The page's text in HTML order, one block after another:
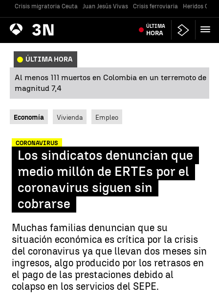
Crisis migratoria Ceuta Juan Jesús Vivas Crisis ferroviaria Heridos
Antena
3 Noticias ÚLTIMA
HORA
ÚLTIMA HORA
Al menos 111 muertos en Colombia en un terremoto de
magnitud 7,4
Economía Vivienda Empleo
CORONAVIRUS
Los sindicatos denuncian que
medio millón de ERTEs por el
coronavirus siguen sin
cobrarse
Muchas familias denuncian que su
situación económica es crítica por la crisis
del coronavirus ya que llevan dos meses sin
ingresos, algo producido por los retrasos en
el pago de las prestaciones debido al
colapso en los servicios del SEPE.